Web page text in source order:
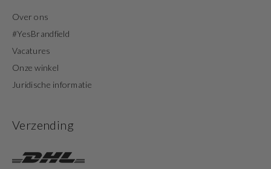
Over ons
#YesBrandfield
Vacatures
Onze winkel
Juridische informatie
Verzending